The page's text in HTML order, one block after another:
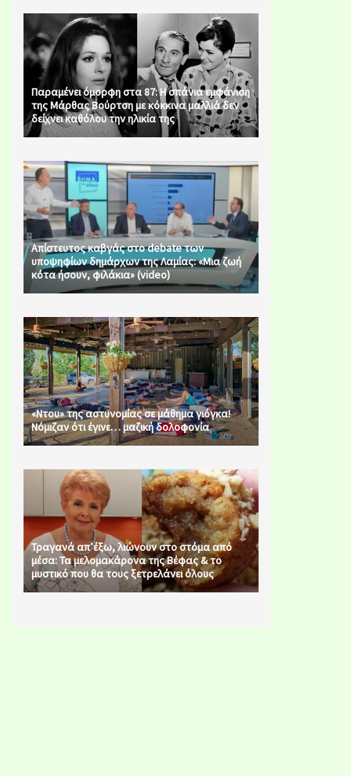
Παραμένει όμορφη στα 87: Η σπάνια εμφάνιση
της Μάρθας Βούρτση με κόκκινα μαλλιά δεν
δείχνει καθόλου την ηλικία της
Απίστευτος καβγάς στο debate των
υποψηφίων δημάρχων της Λαμίας: «Μια ζωή
κότα ήσουν, φιλάκια» (video)
«Ντου» της αστυνομίας σε μάθημα γιόγκα!
Νόμιζαν ότι έγινε… μαζική δολοφονία
Τραγανά απ’έξω, λιώνουν στο στόμα από
μέσα: Τα μελομακάρονα της Βέφας & το
μυστικό που θα τους ξετρελάνει όλους